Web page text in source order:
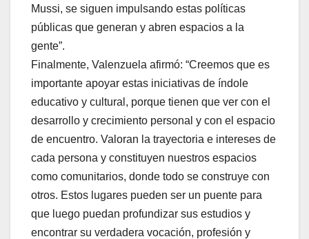
Mussi, se siguen impulsando estas políticas
públicas que generan y abren espacios a la
gente”.
Finalmente, Valenzuela afirmó: “Creemos que es
importante apoyar estas iniciativas de índole
educativo y cultural, porque tienen que ver con el
desarrollo y crecimiento personal y con el espacio
de encuentro. Valoran la trayectoria e intereses de
cada persona y constituyen nuestros espacios
como comunitarios, donde todo se construye con
otros. Estos lugares pueden ser un puente para
que luego puedan profundizar sus estudios y
encontrar su verdadera vocación, profesión y